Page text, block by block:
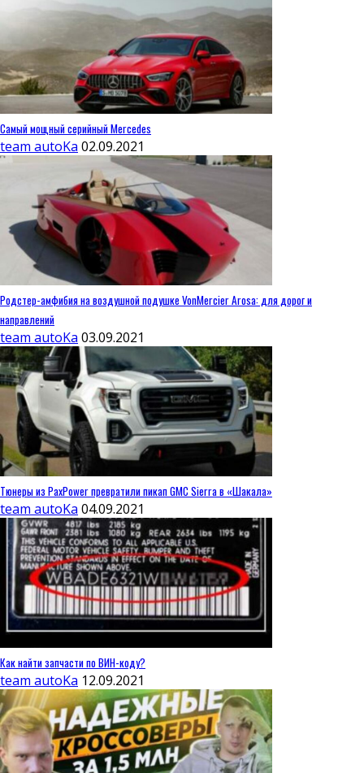
Самый мощный серийный Mercedes
team autoKa 02.09.2021
Родстер-амфибия на воздушной подушке VonMercier Arosa: для дорог и
направлений
team autoKa 03.09.2021
Тюнеры из PaxPower превратили пикап GMC Sierra в «Шакала»
team autoKa 04.09.2021
Как найти запчасти по ВИН-коду?
team autoKa 12.09.2021